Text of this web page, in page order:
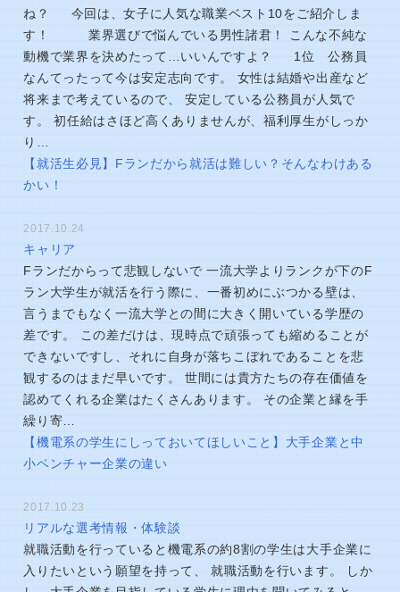
ね？ 今回は、女子に人気な職業ベスト10をご紹介しま
す！ 業界選びで悩んでいる男性諸君！ こんな不純な
動機で業界を決めたって…いいんですよ？ 1位 公務員
なんてったって今は安定志向です。 女性は結婚や出産など
将来まで考えているので、 安定している公務員が人気で
す。 初任給はさほど高くありませんが、福利厚生がしっか
り…
【就活生必見】Fランだから就活は難しい？そんなわけある
かい！
2017.10.24
キャリア
Fランだからって悲観しないで 一流大学よりランクが下のF
ラン大学生が就活を行う際に、一番初めにぶつかる壁は、
言うまでもなく一流大学との間に大きく開いている学歴の
差です。 この差だけは、現時点で頑張っても縮めることが
できないですし、それに自身が落ちこぼれであることを悲
観するのはまだ早いです。 世間には貴方たちの存在価値を
認めてくれる企業はたくさんあります。 その企業と縁を手
繰り寄…
【機電系の学生にしっておいてほしいこと】大手企業と中
小ベンチャー企業の違い
2017.10.23
リアルな選考情報・体験談
就職活動を行っていると機電系の約8割の学生は大手企業に
入りたいという願望を持って、 就職活動を行います。 しか